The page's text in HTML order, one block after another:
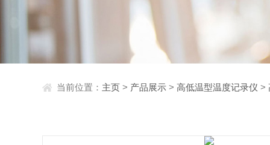
当前位置： 主页 > 产品展示 > 高低温型温度记录仪 >